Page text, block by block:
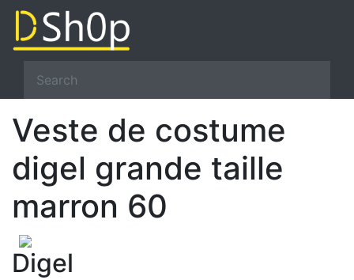
Veste de costume
digel grande taille
marron 60
Digel